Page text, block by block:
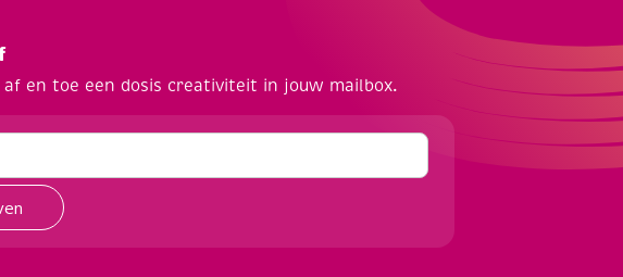
en toe een dosis creativiteit in jouw mailbox.